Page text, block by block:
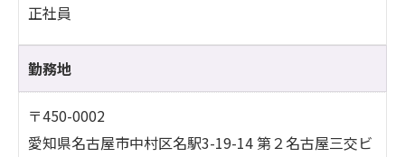
正社員
勤務地
〒450-0002
愛知県名古屋市中村区名駅3-19-14 第２名古屋三交ビ